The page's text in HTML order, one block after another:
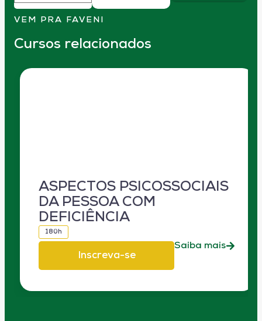
VEM PRA FAVENI
Cursos relacionados
ASPECTOS PSICOSSOCIAIS
DA PESSOA COM
DEFICIÊNCIA
180h
Inscreva-se
Saiba mais